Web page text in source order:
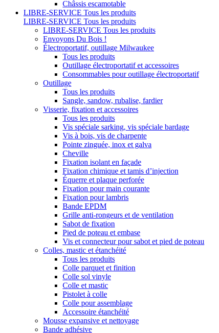
Châssis escamotable
LIBRE-SERVICE Tous les produits
LIBRE-SERVICE Tous les produits
LIBRE-SERVICE Tous les produits
Envoyons Du Bois !
Électroportatif, outillage Milwaukee
Tous les produits
Outillage électroportatif et accessoires
Consommables pour outillage électroportatif
Outillage
Tous les produits
Sangle, sandow, rubalise, fardier
Visserie, fixation et accessoires
Tous les produits
Vis spéciale sarking, vis spéciale bardage
Vis à bois, vis de charpente
Pointe zinguée, inox et galva
Cheville
Fixation isolant en façade
Fixation chimique et tamis d’injection
Équerre et plaque perforée
Fixation pour main courante
Fixation pour lambris
Bande EPDM
Grille anti-rongeurs et de ventilation
Sabot de fixation
Pied de poteau et embase
Vis et connecteur pour sabot et pied de poteau
Colles, mastic et étanchéité
Tous les produits
Colle parquet et finition
Colle sol vinyle
Colle et mastic
Pistolet à colle
Colle pour assemblage
Accessoire étanchéité
Mousse expansive et nettoyage
Bande adhésive